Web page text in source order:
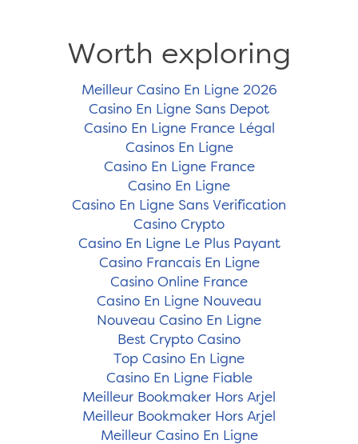
Worth exploring
Meilleur Casino En Ligne 2026
Casino En Ligne Sans Depot
Casino En Ligne France Légal
Casinos En Ligne
Casino En Ligne France
Casino En Ligne
Casino En Ligne Sans Verification
Casino Crypto
Casino En Ligne Le Plus Payant
Casino Francais En Ligne
Casino Online France
Casino En Ligne Nouveau
Nouveau Casino En Ligne
Best Crypto Casino
Top Casino En Ligne
Casino En Ligne Fiable
Meilleur Bookmaker Hors Arjel
Meilleur Bookmaker Hors Arjel
Meilleur Casino En Ligne